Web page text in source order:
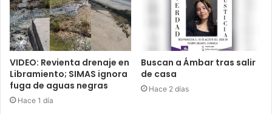
VIDEO: Revienta drenaje en
Libramiento; SIMAS ignora
fuga de aguas negras
Hace 1 día
Buscan a Ámbar tras salir
de casa
Hace 2 días